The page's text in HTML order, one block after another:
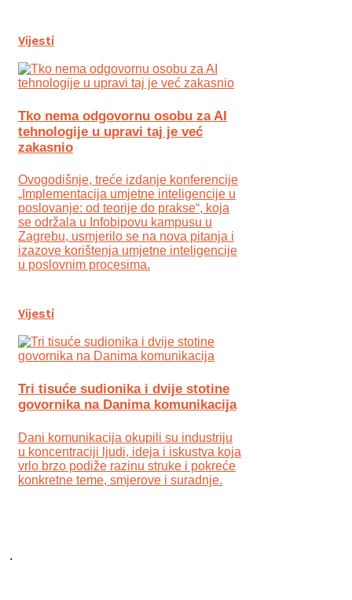
Vijesti
Tko nema odgovornu osobu za AI
tehnologije u upravi taj je već
zakasnio
Ovogodišnje, treće izdanje konferencije
„Implementacija umjetne inteligencije u
poslovanje: od teorije do prakse“, koja
se održala u Infobipovu kampusu u
Zagrebu, usmjerilo se na nova pitanja i
izazove korištenja umjetne inteligencije
u poslovnim procesima.
Vijesti
Tri tisuće sudionika i dvije stotine
govornika na Danima komunikacija
Dani komunikacija okupili su industriju
u koncentraciji ljudi, ideja i iskustva koja
vrlo brzo podiže razinu struke i pokreće
konkretne teme, smjerove i suradnje.
.